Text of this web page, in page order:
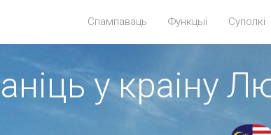
Спампаваць Функцыі Суполкі
у краіну